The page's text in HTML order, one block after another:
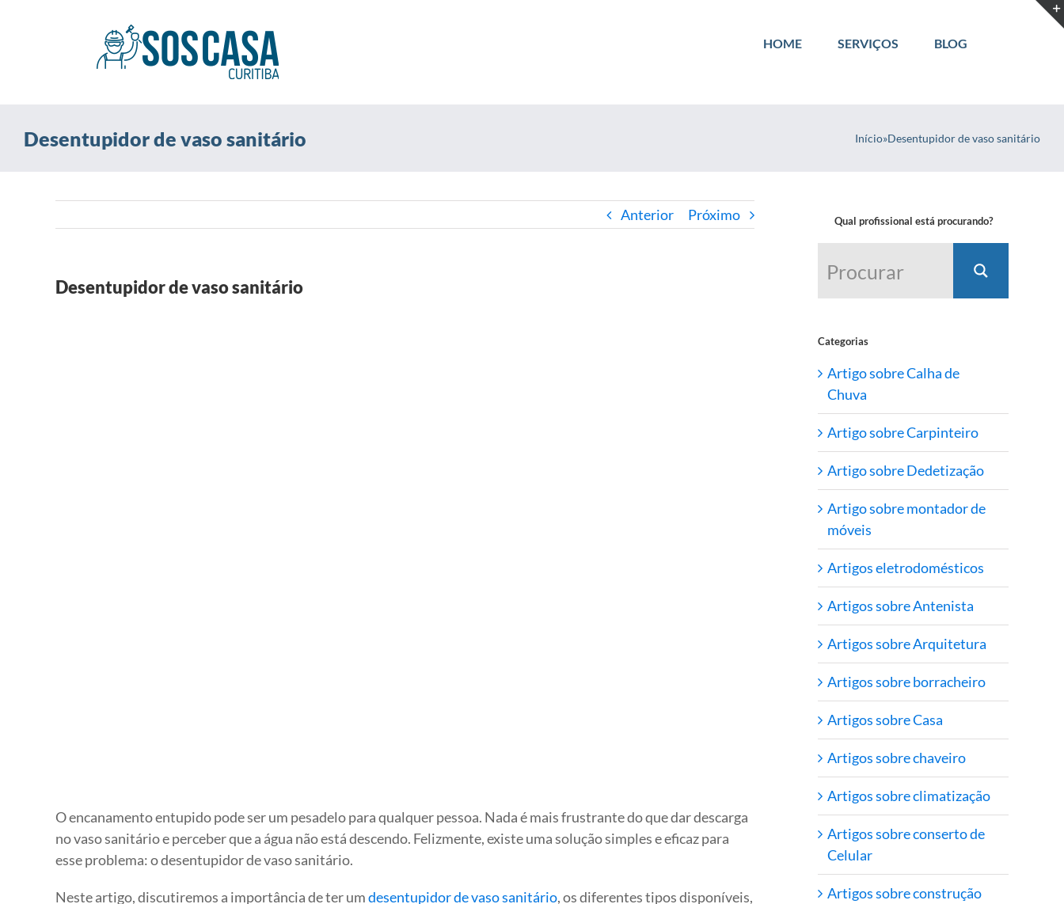
HOME SERVIÇOS BLOG
Desentupidor de vaso sanitário Início»Desentupidor de vaso sanitário
Anterior Próximo
Desentupidor de vaso sanitário
O encanamento entupido pode ser um pesadelo para qualquer pessoa. Nada é mais frustrante do que dar descarga
no vaso sanitário e perceber que a água não está descendo. Felizmente, existe uma solução simples e eficaz para
esse problema: o desentupidor de vaso sanitário.
Neste artigo, discutiremos a importância de ter umdesentupidor de vaso sanitário, os diferentes tipos disponíveis,
Qual profissional está procurando?
Categorias
Artigo sobre Calha de
Chuva
Artigo sobre Carpinteiro
Artigo sobre Dedetização
Artigo sobre montador de
móveis
Artigos eletrodomésticos
Artigos sobre Antenista
Artigos sobre Arquitetura
Artigos sobre borracheiro
Artigos sobre Casa
Artigos sobre chaveiro
Artigos sobre climatização
Artigos sobre conserto de
Celular
Artigos sobre construção